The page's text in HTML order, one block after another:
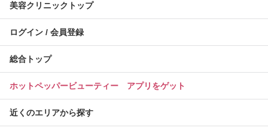
美容クリニックトップ
ログイン / 会員登録
総合トップ
ホットペッパービューティー アプリをゲット
近くのエリアから探す